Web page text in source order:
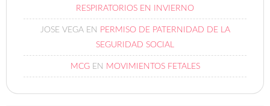
RESPIRATORIOS EN INVIERNO
JOSE VEGAEN PERMISO DE PATERNIDAD DE LA
SEGURIDAD SOCIAL
MCGEN MOVIMIENTOS FETALES